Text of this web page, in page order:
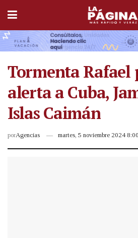
Tormenta Rafael
alerta a Cuba,
Islas Caimán
porAgencias martes, 5 noviembre 2024